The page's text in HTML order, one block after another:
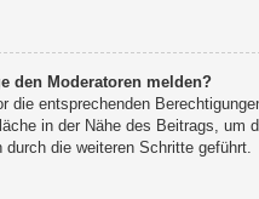
den Moderatoren melden?
die entsprechenden
in der Nähe des Beitrags, um
die weiteren Schritte geführt.